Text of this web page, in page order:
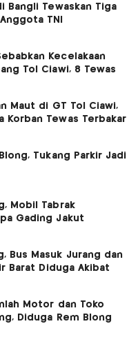
Bangli Tewaskan Tiga
TNI
Kecelakaan
Tol Ciawi, 8 Tewas
Maut di GT Tol Ciawi,
Korban Tewas Terbakar
Tukang Parkir Jadi
Mobil Tabrak
Gading Jakut
Bus Masuk Jurang dan
Barat Diduga Akibat
Motor dan Toko
Diduga Rem Blong